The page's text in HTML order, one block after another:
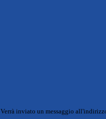
Verrà inviato un messaggio